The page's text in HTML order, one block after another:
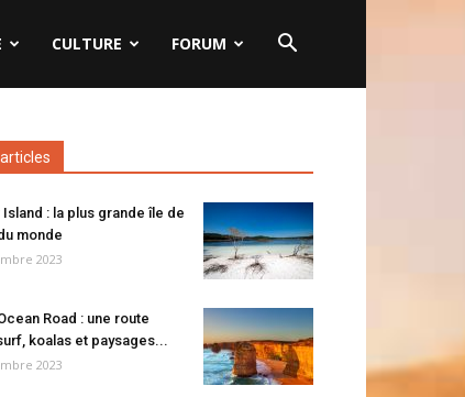
CULTURE FORUM
Island : la plus grande île de
monde
2023
Road : une route
koalas et paysages...
2023